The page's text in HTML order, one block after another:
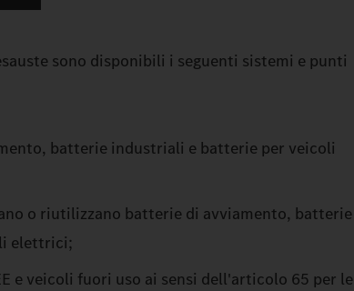
sono disponibili i seguenti sistemi e punti
batterie industriali e batterie per veicoli
o riutilizzano batterie di avviamento, batterie
elettrici;
e veicoli fuori uso ai sensi dell'articolo 65 per le